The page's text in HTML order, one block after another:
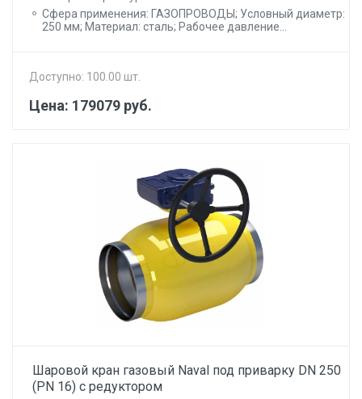
Сфера применения: ГАЗОПРОВОДЫ; Условный диаметр:
250 мм; Материал: сталь; Рабочее давление...
Доступно: 100.00 шт.
Цена: 179079 руб.
Шаровой кран газовый Naval под приварку DN 250
(PN 16) с редуктором